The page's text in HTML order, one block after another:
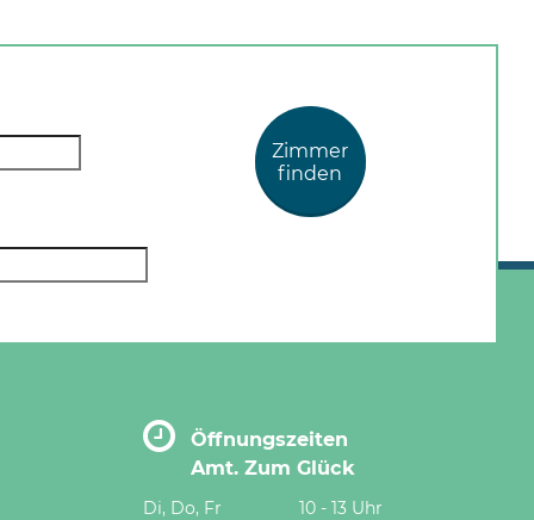
Zimmer
finden
Öffnungszeiten
Amt. Zum Glück
Di, Do, Fr 10 - 13 Uhr